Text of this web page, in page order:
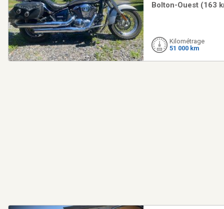
inspection juillet 2026.
Bolton-Ouest (163
Kilométrage
51 000 km